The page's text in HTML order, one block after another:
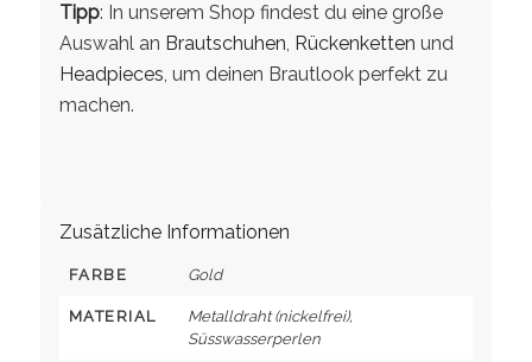
Tipp: In unserem Shop findest du eine große
Auswahl an Brautschuhen, Rückenketten und
Headpieces, um deinen Brautlook perfekt zu
machen.
Zusätzliche Informationen
FARBE Gold
MATERIAL
Metalldraht (nickelfrei),
Süsswasserperlen